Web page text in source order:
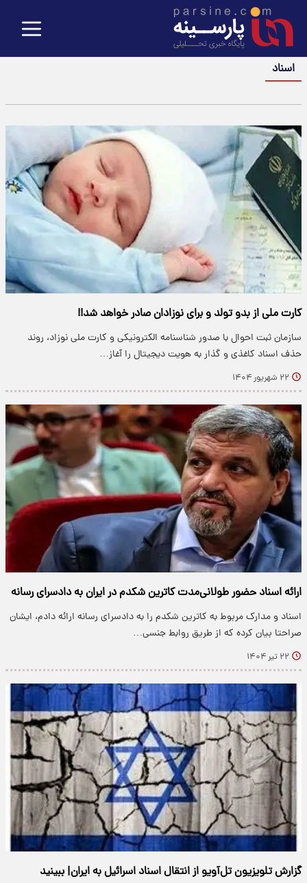
اسناد
کارت ملی از بدو تولد و برای نوزادان صادر خواهد شد!!
سازمان ثبت احوال با صدور شناسنامه الکترونیکی و کارت ملی نوزاد، روند
حذف اسناد کاغذی و گذار به هویت دیجیتال را آغاز…
۲۲ شهریور ۱۴۰۴
ارائه اسناد حضور طولانی‌مدت کاترین شکدم در ایران به دادسرای رسانه
اسناد و مدارک مربوط به کاترین شکدم را به دادسرای رسانه ارائه دادم، ایشان
صراحتا بیان کرده که از طریق روابط جنسی…
۲۲ تیر ۱۴۰۴
گزارش تلویزیون تل‌آویو از انتقال اسناد اسرائیل به ایران| ببینید